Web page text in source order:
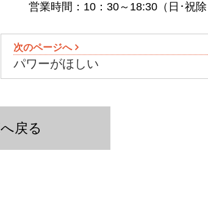
営業時間：10：30～18:30（日･祝
次のページへ
パワーがほしい
戻る